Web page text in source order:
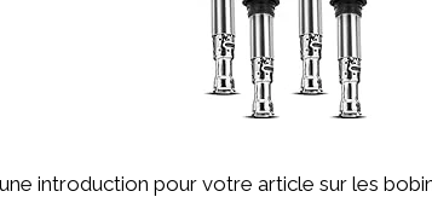
introduction pour votre article sur les